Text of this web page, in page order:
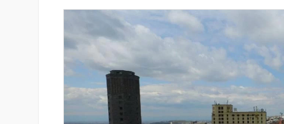
կրթական
Ֆասթ Բանկը Սևան Ստարտափ
Սամմիթին ներկայացրել է իր
պրոդուկտներն ու քարտային
առաջարկները